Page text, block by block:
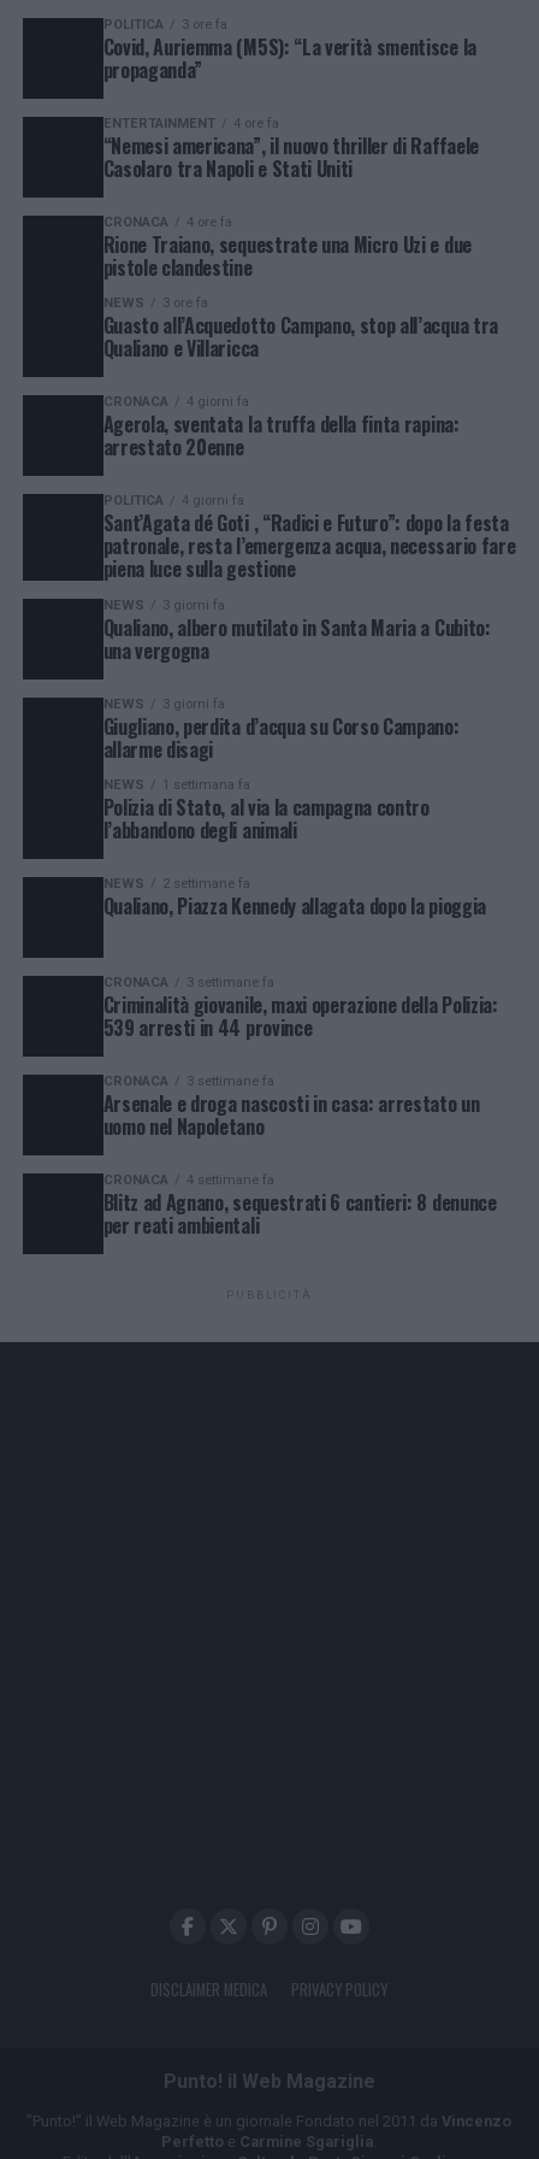
POLITICA 3 ore fa
Covid, Auriemma (M5S): “La verità smentisce la
propaganda”
ENTERTAINMENT 4 ore fa
“Nemesi americana”, il nuovo thriller di Raffaele
Casolaro tra Napoli e Stati Uniti
CRONACA 4 ore fa
Rione Traiano, sequestrate una Micro Uzi e due
pistole clandestine
NEWS 3 ore fa
Guasto all’Acquedotto Campano, stop all’acqua tra
Qualiano e Villaricca
CRONACA 4 giorni fa
Agerola, sventata la truffa della finta rapina:
arrestato 20enne
POLITICA 4 giorni fa
Sant’Agata dé Goti , “Radici e Futuro”: dopo la festa
patronale, resta l’emergenza acqua, necessario fare
piena luce sulla gestione
NEWS 3 giorni fa
Qualiano, albero mutilato in Santa Maria a Cubito:
una vergogna
NEWS 3 giorni fa
Giugliano, perdita d’acqua su Corso Campano:
allarme disagi
NEWS 1 settimana fa
Polizia di Stato, al via la campagna contro
l’abbandono degli animali
NEWS 2 settimane fa
Qualiano, Piazza Kennedy allagata dopo la pioggia
CRONACA 3 settimane fa
Criminalità giovanile, maxi operazione della Polizia:
539 arresti in 44 province
CRONACA 3 settimane fa
Arsenale e droga nascosti in casa: arrestato un
uomo nel Napoletano
CRONACA 4 settimane fa
Blitz ad Agnano, sequestrati 6 cantieri: 8 denunce
per reati ambientali
PUBBLICITÀ
DISCLAIMER MEDICA PRIVACY POLICY
Punto! il Web Magazine
"Punto!" il Web Magazine è un giornale Fondato nel 2011 da Vincenzo
Perfetto e Carmine Sgariglia.